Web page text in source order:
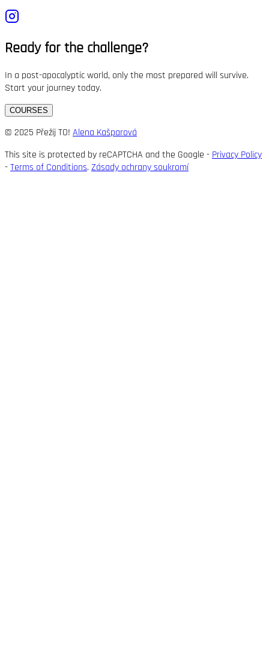
Ready for the challenge?
In a post-apocalyptic world, only the most prepared will survive.
Start your journey today.
COURSES
© 2025 Přežij TO! Alena Kašparová
This site is protected by reCAPTCHA and the Google - Privacy Policy
-Terms of Conditions. Zásady ochrany soukromí